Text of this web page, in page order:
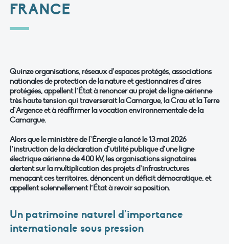
FRANCE
Quinze organisations, réseaux d’espaces protégés, associations
nationales de protection de la natureet gestionnaires d’aires
protégées, appellent l’État à renoncer au projet de ligne aérienne
très hautetension qui traverserait la Camargue, la Crau et la Terre
d’Argence et à réaffirmer la vocationenvironnementale de la
Camargue.
Alors que le ministère de l’Énergie a lancé le 13 mai 2026
l’instruction de la déclaration d’utilité publique d’une ligne
électrique aérienne de 400 kV, les organisations signataires
alertent sur la multiplication des projets d’infrastructures
menaçant ces territoires, dénoncent un déficit démocratique, et
appellent solennellement l’État à revoir sa position.
Un patrimoine naturel d’importance
internationale sous pression